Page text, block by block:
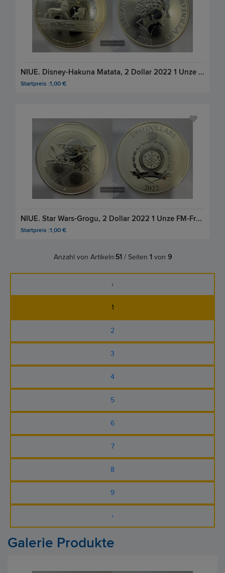
NIUE. Disney-Hakuna Matata, 2 Dollar 2022 1 Unze FM-Frankfurt, Feinsilber: 31,1g
Startpreis :1,00 €
NIUE. Star Wars-Grogu, 2 Dollar 2022 1 Unze FM-Frankfurt, Feinsilber: 31,1g
Startpreis :1,00 €
Anzahl von Artikeln:51 / Seiten 1 von 9
‹
1
2
3
4
5
6
7
8
9
›
Galerie Produkte